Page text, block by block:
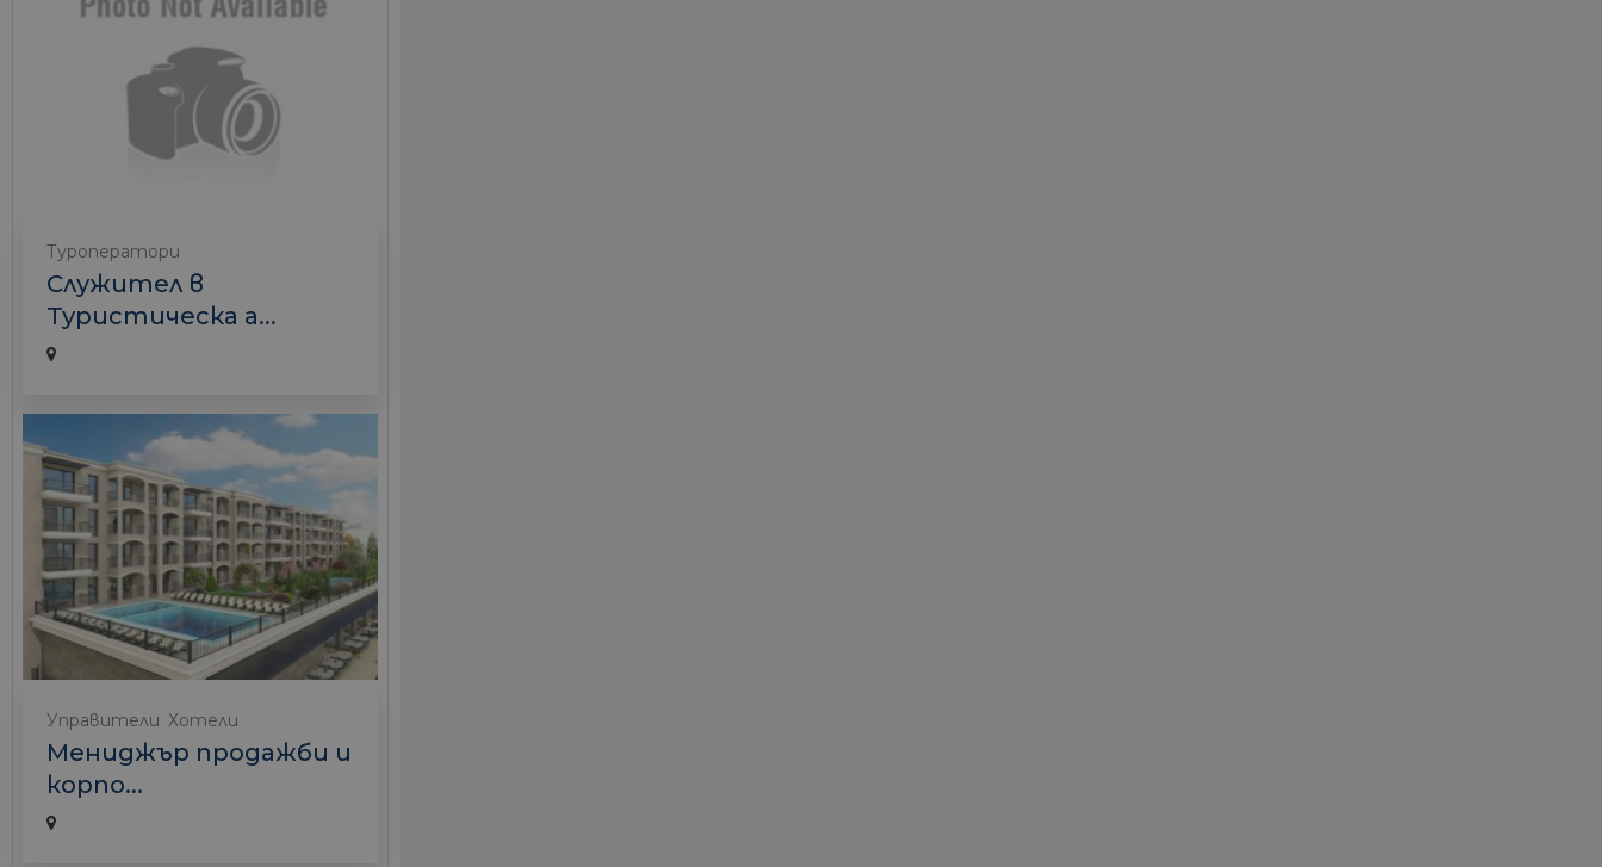
Туроператори
Служител в
Туристическа а...
Управители Хотели
Мениджър продажби и
корпо...